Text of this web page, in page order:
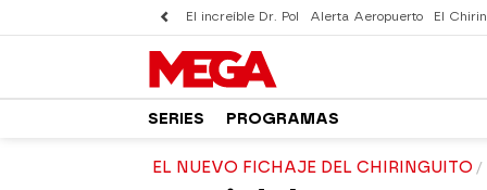
El increíble Dr. Pol Alerta Aeropuerto El
SERIES PROGRAMAS
EL NUEVO FICHAJE DEL CHIRINGUITO